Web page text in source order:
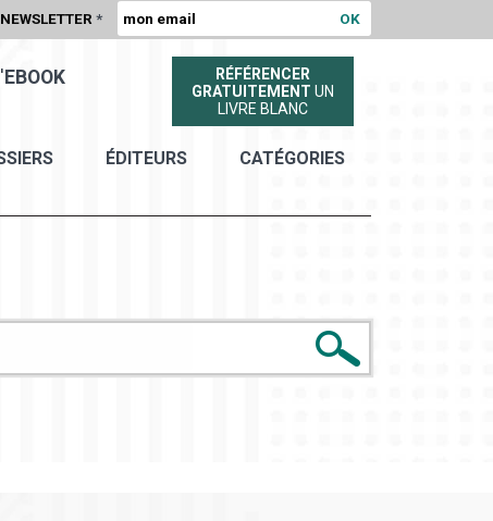
NEWSLETTER *
EBOOK
RÉFÉRENCER
GRATUITEMENT UN
LIVRE BLANC
ÉDITEURS CATÉGORIES